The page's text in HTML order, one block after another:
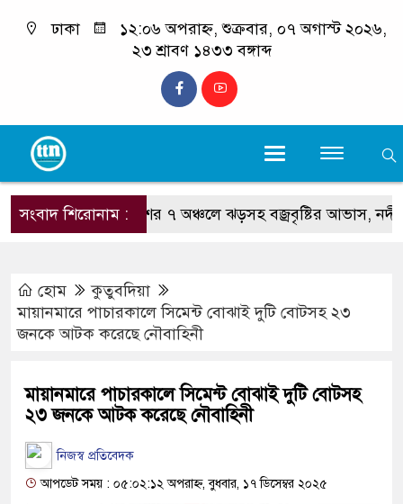
ঢাকা
১২:০৬ অপরাহ্ন, শুক্রবার, ০৭ অগাস্ট ২০২৬,
২৩ শ্রাবণ ১৪৩৩ বঙ্গাব্দ
সংবাদ শিরোনাম :দেশের ৭ অঞ্চলে ঝড়সহ বজ্রবৃষ্টির আভাস, নদীবন্দরে
হোম
কুতুবদিয়া
মায়ানমারে পাচারকালে সিমেন্ট বোঝাই দুটি বোটসহ ২৩
জনকে আটক করেছে নৌবাহিনী
মায়ানমারে পাচারকালে সিমেন্ট বোঝাই দুটি বোটসহ
২৩ জনকে আটক করেছে নৌবাহিনী
নিজস্ব প্রতিবেদক
আপডেট সময় : ০৫:০২:১২ অপরাহ্ন, বুধবার, ১৭ ডিসেম্বর ২০২৫